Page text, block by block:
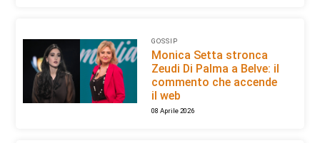
GOSSIP
Monica Setta stronca
Zeudi Di Palma a Belve: il
commento che accende
il web
08 Aprile 2026